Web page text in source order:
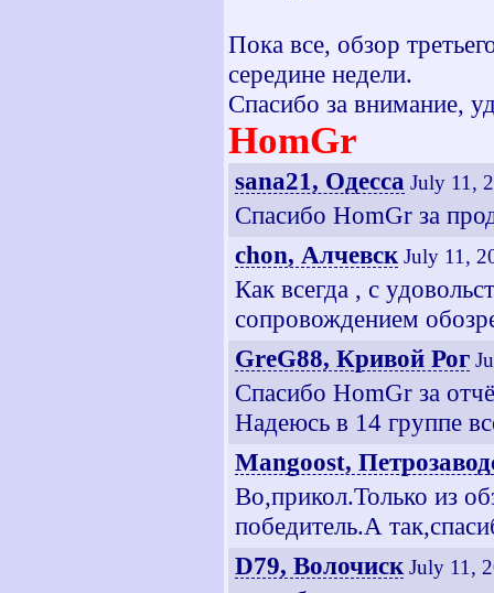
Пока все, обзор
середине недели.
Спасибо за внимание,
HomGr
sana21, Одесса July 11,
Спасибо HomGr за
chon, Алчевск July 11,
Как всегда , с
сопровождением
GreG88, Кривой Рог
Спасибо HomGr за
Надеюсь в 14 группе
Mangoost,
Во,прикол.Только из
победитель.А
D79, Волочиск July 11,